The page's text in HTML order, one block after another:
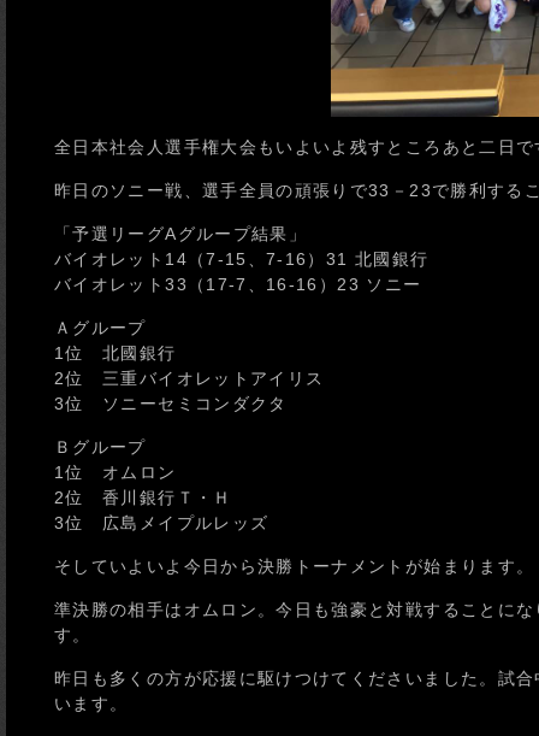
全日本社会人選手権大会もいよいよ残すところあと二日で
昨日のソニー戦、選手全員の頑張りで33－23で勝利する
「予選リーグAグループ結果」
バイオレット14（7-15、7-16）31 北國銀行
バイオレット33（17-7、16-16）23 ソニー
Ａグループ
1位 北國銀行
2位 三重バイオレットアイリス
3位 ソニーセミコンダクタ
Ｂグループ
1位 オムロン
2位 香川銀行Ｔ・Ｈ
3位 広島メイプルレッズ
そしていよいよ今日から決勝トーナメントが始まります。
準決勝の相手はオムロン。今日も強豪と対戦することに
す。
昨日も多くの方が応援に駆けつけてくださいました。試
います。